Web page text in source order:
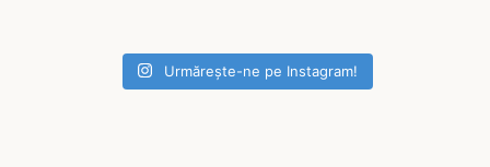
Urmărește-ne pe Instagram!